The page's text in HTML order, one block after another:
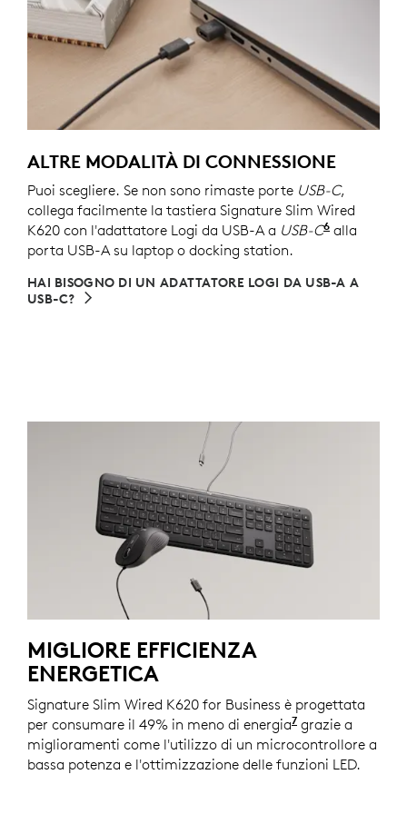
ALTRE MODALITÀ DI CONNESSIONE
Puoi scegliere. Se non sono rimaste porte USB-C,
collega facilmente la tastiera Signature Slim Wired
K620 con l'adattatore Logi da USB-A a USB-C6 Venduto
alla
porta USB-A su laptop o docking station.
HAI BISOGNO DI UN ADATTATORE LOGI DA USB-A A
USB-C?
MIGLIORE EFFICIENZA
ENERGETICA
Signature Slim Wired K620 for Business è progettata
per consumare il 49% in meno di energia7 Rispetto alla
grazie a
miglioramenti come l'utilizzo di un microcontrollore a
bassa potenza e l'ottimizzazione delle funzioni LED.